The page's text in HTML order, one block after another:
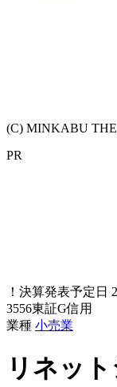
(C) MINKABU
PR
！ 決算発表予定日
3556東証G信用
業種 小売業
リネッ